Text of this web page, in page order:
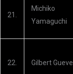
21.
Michiko
Yamaguchi
22. Gilbert Guevel